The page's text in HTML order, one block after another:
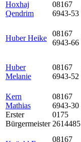
Hoxhaj
Qendrim
08167
6943-53
Huber Heike
08167
6943-66
Huber
Melanie
08167
6943-52
Kern
Mathias
Erster
Bürgermeister
08167
6943-30
0175
2614485
08167